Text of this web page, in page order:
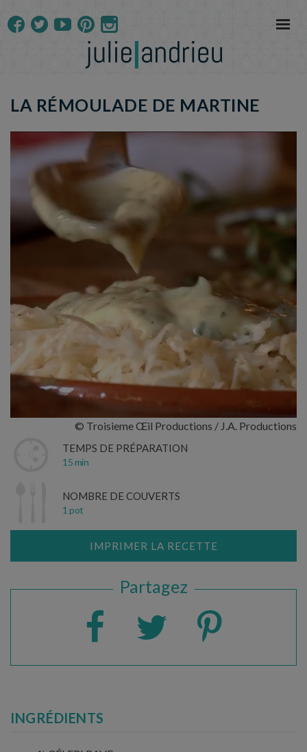
LA RÉMOULADE DE MARTINE
© Troisieme Œil Productions / J.A. Productions
TEMPS DE PRÉPARATION
15 min
NOMBRE DE COUVERTS
1 pot
IMPRIMER LA RECETTE
Partagez
INGRÉDIENTS